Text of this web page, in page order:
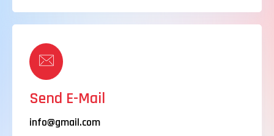
Send E-Mail
info@gmail.com